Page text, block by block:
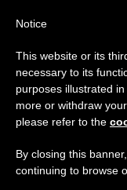
PAPI
Notice
This website or its
necessary to its
purposes illustrated
more or withdraw
please refer to the
By closing this
continuing to browse